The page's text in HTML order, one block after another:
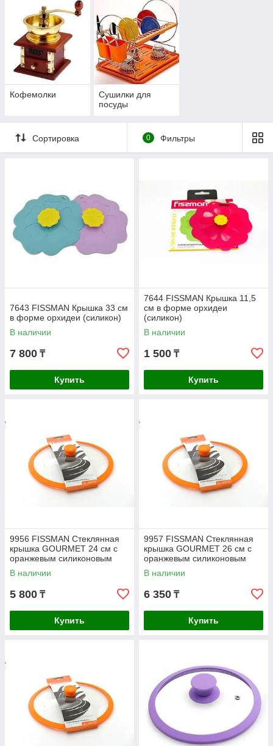
Кофемолки
Сушилки для
посуды
Сортировка 0 Фильтры
7643 FISSMAN Крышка 33 см
в форме орхидеи (силикон)
В наличии
7 800 ₸
Купить
7644 FISSMAN Крышка 11,5
см в форме орхидеи
(силикон)
В наличии
1 500 ₸
Купить
9956 FISSMAN Стеклянная
крышка GOURMET 24 см с
оранжевым силиконовым
ободком
В наличии
5 800 ₸
Купить
9957 FISSMAN Стеклянная
крышка GOURMET 26 см с
оранжевым силиконовым
ободком
В наличии
6 350 ₸
Купить